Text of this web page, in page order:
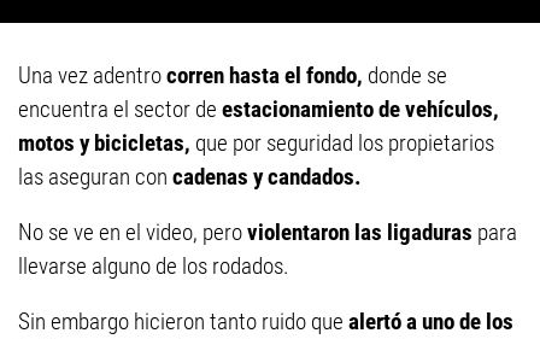
Una vez adentrocorren hasta el fondo, donde se
encuentra el sector de estacionamiento de vehículos,
motos y bicicletas, que por seguridad los propietarios
las aseguran con cadenas y candados.
No se ve en el video, peroviolentaron las ligaduras para
llevarse alguno de los rodados.
Sin embargo hicieron tanto ruido que alertó a uno de los